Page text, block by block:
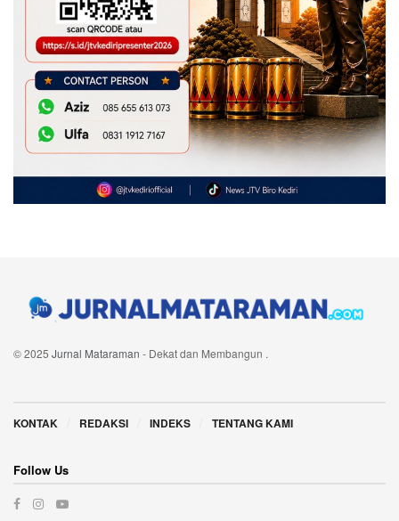
© 2025 Jurnal Mataraman - Dekat dan Membangun .
KONTAK REDAKSI INDEKS TENTANG KAMI
Follow Us